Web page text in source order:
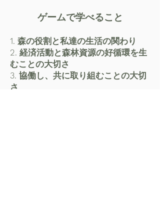
ゲームで学べること
1. 森の役割と私達の生活の関わり
2. 経済活動と森林資源の好循環を生
むことの大切さ
3. 協働し、共に取り組むことの大切
さ